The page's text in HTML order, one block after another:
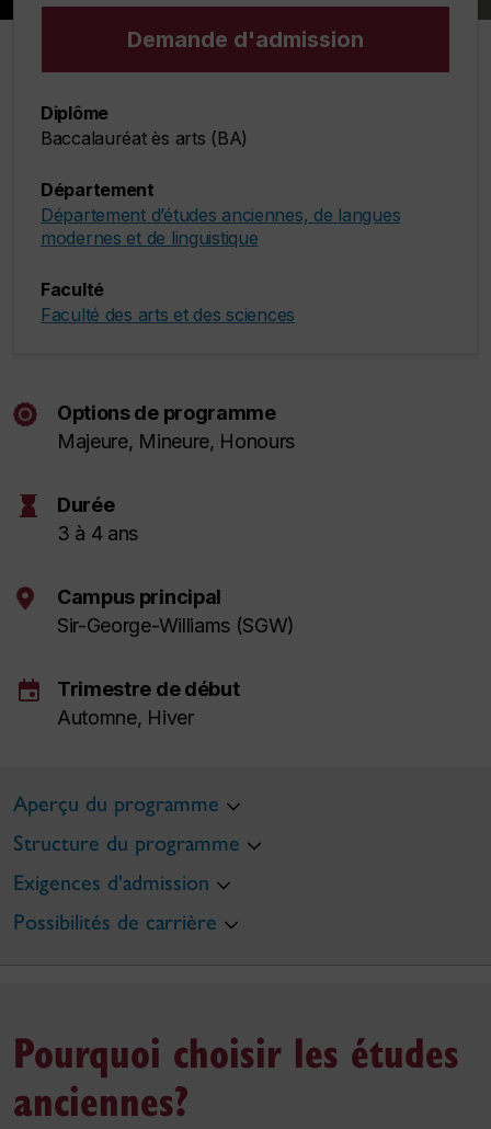
Demande d'admission
Diplôme
Baccalauréat ès arts (BA)
Département
Département d’études anciennes, de langues
modernes et de linguistique
Faculté
Faculté des arts et des sciences
Options de programme
Majeure, Mineure, Honours
hourglass
Durée
3 à 4 ans
Campus principal
Sir-George-Williams (SGW)
event
Trimestre de début
Automne, Hiver
Aperçu du programme
Structure du programme
Exigences d'admission
Possibilités de carrière
Pourquoi choisir les études
anciennes?